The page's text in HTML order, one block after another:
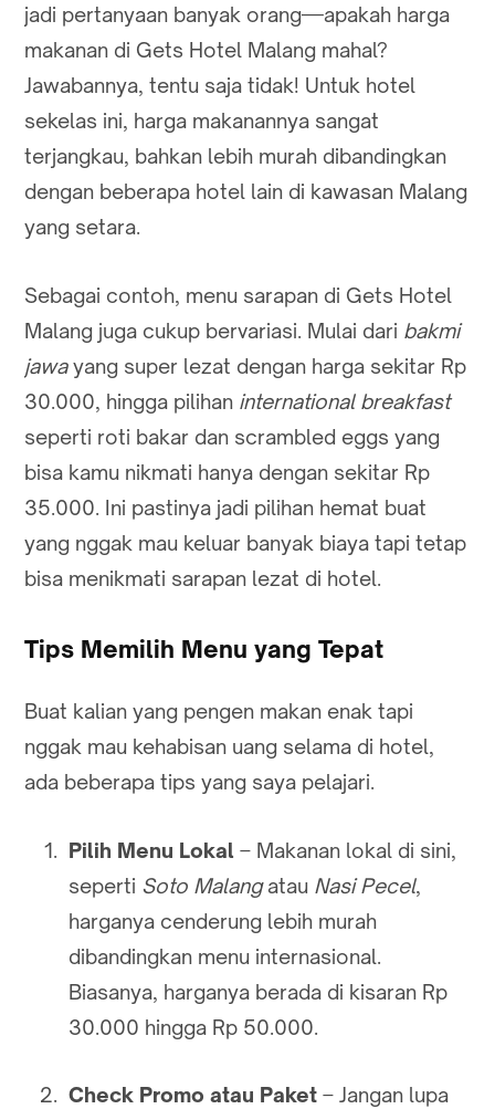
jadi pertanyaan banyak orang—apakah harga
makanan di Gets Hotel Malang mahal?
Jawabannya, tentu saja tidak! Untuk hotel
sekelas ini, harga makanannya sangat
terjangkau, bahkan lebih murah dibandingkan
dengan beberapa hotel lain di kawasan Malang
yang setara.
Sebagai contoh, menu sarapan di Gets Hotel
Malang juga cukup bervariasi. Mulai dari bakmi
jawayang super lezat dengan harga sekitar Rp
30.000, hingga pilihan international breakfast
seperti roti bakar dan scrambled eggs yang
bisa kamu nikmati hanya dengan sekitar Rp
35.000. Ini pastinya jadi pilihan hemat buat
yang nggak mau keluar banyak biaya tapi tetap
bisa menikmati sarapan lezat di hotel.
Tips Memilih Menu yang Tepat
Buat kalian yang pengen makan enak tapi
nggak mau kehabisan uang selama di hotel,
ada beberapa tips yang saya pelajari.
Pilih Menu Lokal – Makanan lokal di sini,
seperti Soto Malangatau Nasi Pecel,
harganya cenderung lebih murah
dibandingkan menu internasional.
Biasanya, harganya berada di kisaran Rp
30.000 hingga Rp 50.000.
Check Promo atau Paket – Jangan lupa